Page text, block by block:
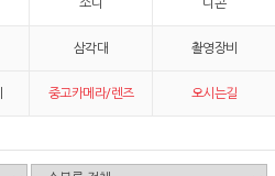
소니 니콘
삼각대 촬영장비
중고카메라/렌즈 오시는길